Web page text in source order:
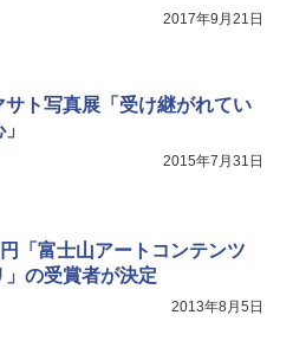
2017年9月21日
サト写真展「受け継がれてい
2015年7月31日
「富士山アートコンテンツ
」の受賞者が決定
2013年8月5日